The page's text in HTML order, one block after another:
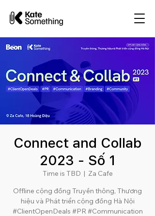
Connect and Collab
2023 - Số 1
Time is TBD
  |
Za Cafe
Offline cộng đồng Truyền thông, Thương
hiệu và Phát triển cộng đồng Hà Nội
#ClientOpenDeals #PR #Communication